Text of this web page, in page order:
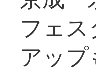
フェ
アップ